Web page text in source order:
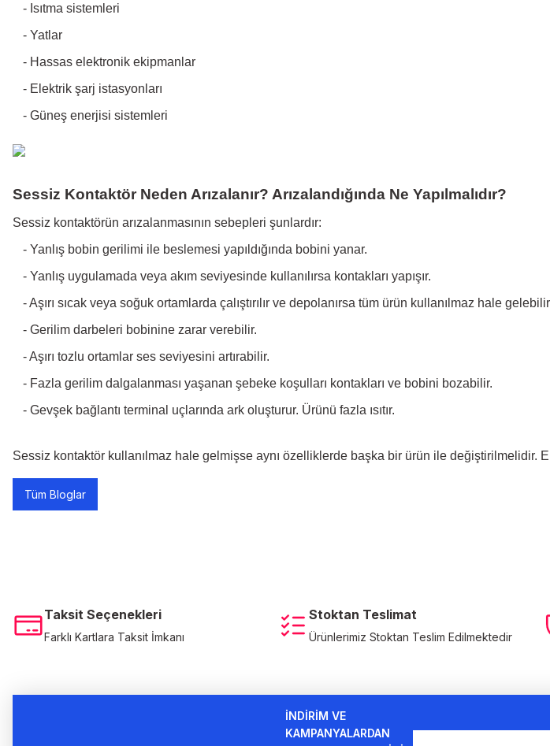
Isıtma sistemleri
Yatlar
Hassas elektronik ekipmanlar
Elektrik şarj istasyonları
Güneş enerjisi sistemleri
Sessiz Kontaktör Neden Arızalanır? Arızalandığında Ne Yapılmalıdır?
Sessiz kontaktörün arızalanmasının sebepleri şunlardır:
Yanlış bobin gerilimi ile beslemesi yapıldığında bobini yanar.
Yanlış uygulamada veya akım seviyesinde kullanılırsa kontakları yapışır.
Aşırı sıcak veya soğuk ortamlarda çalıştırılır ve depolanırsa tüm ürün kullanılmaz hale
Gerilim darbeleri bobinine zarar verebilir.
Aşırı tozlu ortamlar ses seviyesini artırabilir.
Fazla gerilim dalgalanması yaşanan şebeke koşulları kontakları ve bobini bozabilir.
Gevşek bağlantı terminal uçlarında ark oluşturur. Ürünü fazla ısıtır.
Sessiz kontaktör kullanılmaz hale gelmişse aynı özelliklerde başka bir ürün ile değiştirilmelidir.
Tüm Bloglar
Taksit Seçenekleri
Farklı Kartlara Taksit İmkanı
Stoktan Teslimat
Ürünlerimiz Stoktan Teslim Edilmektedir
İNDİRİM VE
KAMPANYALARDAN